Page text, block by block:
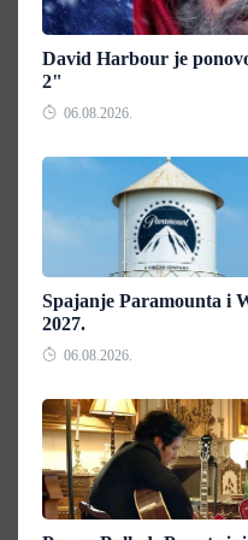
David Harbour je
2"
06.08.2026.
Spajanje Paramounta i
2027.
06.08.2026.